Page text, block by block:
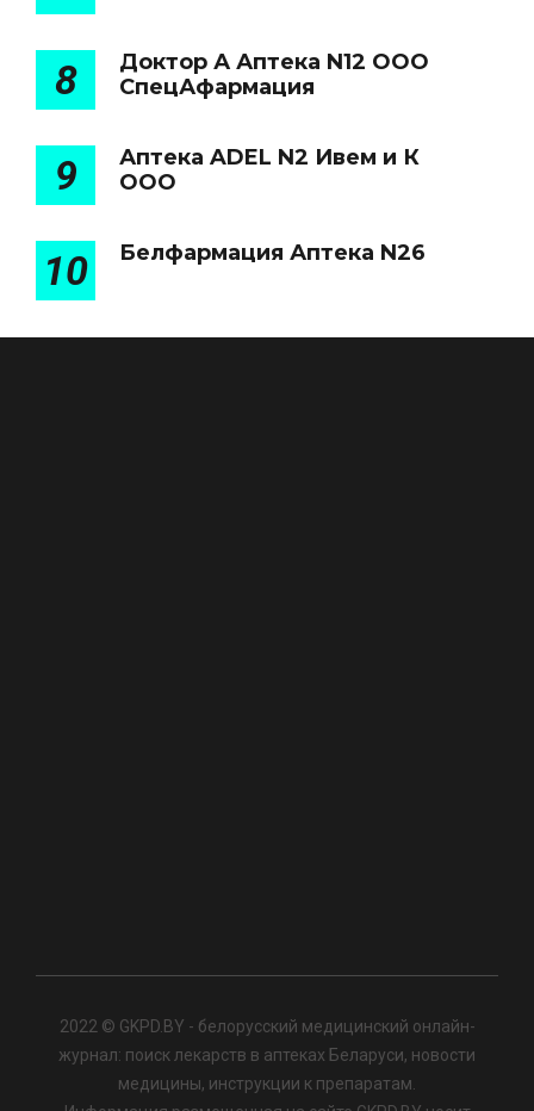
8
Доктор А Аптека N12 ООО
СпецАфармация
9
Аптека ADEL N2 Ивем и К
ООО
10 Белфармация Аптека N26
2022 © GKPD.BY - белорусский медицинский онлайн-
журнал: поиск лекарств в аптеках Беларуси, новости
медицины, инструкции к препаратам.